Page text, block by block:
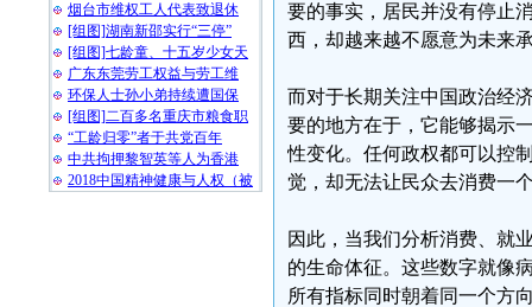
烟台市维权工人代表致退休
[组图]湖南新邵实行“三停”
[组图]七龄童、十五岁少女天
广东东莞劳工权益与劳工维
环保人士孙小弟持续遭国保
[组图]二百多名重庆市粮食职
“工龄归零”者于共党百年
中共拘押黎智英等人为香港
2018中国精神健康与人权（被
要的事实，居民并没有停止
西，却越来越不愿意为未来
而对于长期关注中国政治经
要的地方在于，它能够揭示
性变化。任何政权都可以控
觉，却无法让民众去消费一
因此，当我们分析消费、就
的生命体征。这些数字就像
所有指标同时朝着同一个方